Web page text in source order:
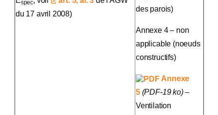
spec
du 17 avril 2008)
des parois)
Annexe 4 – non
applicable (noeuds
constructifs)
Annexe
5(PDF-19 ko)–
Ventilation